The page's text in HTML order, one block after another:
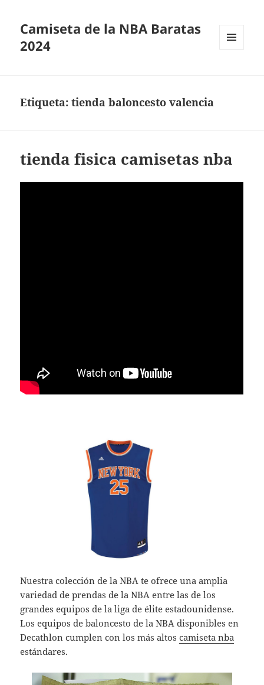
Camiseta de la NBA Baratas
2024
Etiqueta:tienda baloncesto valencia
tienda fisica camisetas nba
Nuestra colección de la NBA te ofrece una amplia
variedad de prendas de la NBA entre las de los
grandes equipos de la liga de élite estadounidense.
Los equipos de baloncesto de la NBA disponibles en
Decathlon cumplen con los más altoscamiseta nba
estándares.